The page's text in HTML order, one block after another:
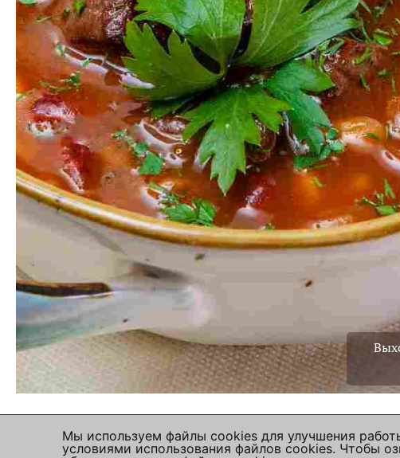
Мы используем файлы cookies для улучшения
условиями использования файлов cookies. Чтобы